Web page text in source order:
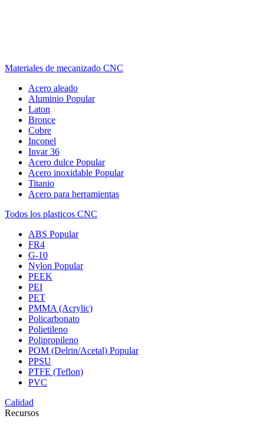
Materiales de mecanizado CNC
Acero aleado
Aluminio Popular
Laton
Bronce
Cobre
Inconel
Invar 36
Acero dulce Popular
Acero inoxidable Popular
Titanio
Acero para herramientas
Todos los plasticos CNC
ABS Popular
FR4
G-10
Nylon Popular
PEEK
PEI
PET
PMMA (Acrylic)
Policarbonato
Polietileno
Polipropileno
POM (Delrin/Acetal) Popular
PPSU
PTFE (Teflon)
PVC
Calidad
Recursos